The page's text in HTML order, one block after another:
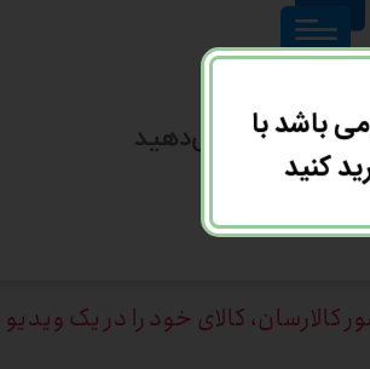
نظری ثبت نشده
که نظر می‌دهید
کالارسان، کالای خود را در یک
باشد با
کنید